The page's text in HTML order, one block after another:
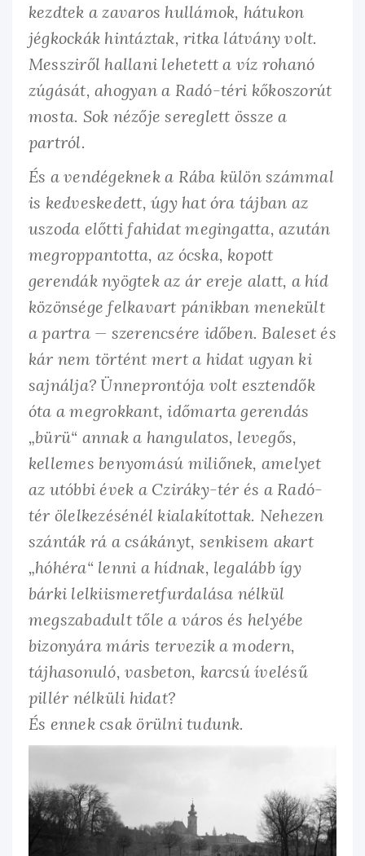
kezdtek a zavaros hullámok, hátukon
jégkockák hintáztak, ritka látvány volt.
Messziről hallani lehetett a víz rohanó
zúgását, ahogyan a Radó-téri kőkoszorút
mosta. Sok nézője sereglett össze a
partról.
És a vendégeknek a Rába külön számmal
is kedveskedett, úgy hat óra tájban az
uszoda előtti fahidat megingatta, azután
megroppantotta, az ócska, kopott
gerendák nyögtek az ár ereje alatt, a híd
közönsége felkavart pánikban menekült
a partra — szerencsére időben. Baleset és
kár nem történt mert a hidat ugyan ki
sajnálja? Ünneprontója volt esztendők
óta a megrokkant, időmarta gerendás
„bürü“ annak a hangulatos, levegős,
kellemes benyomású miliőnek, amelyet
az utóbbi évek a Cziráky-tér és a Radó-
tér ölelkezésénél kialakítottak. Nehezen
szánták rá a csákányt, senkisem akart
„hóhéra“ lenni a hídnak, legalább így
bárki lelkiismeretfurdalása nélkül
megszabadult tőle a város és helyébe
bizonyára máris tervezik a modern,
tájhasonuló, vasbeton, karcsú ívelésű
pillér nélküli hidat?
És ennek csak örülni tudunk.